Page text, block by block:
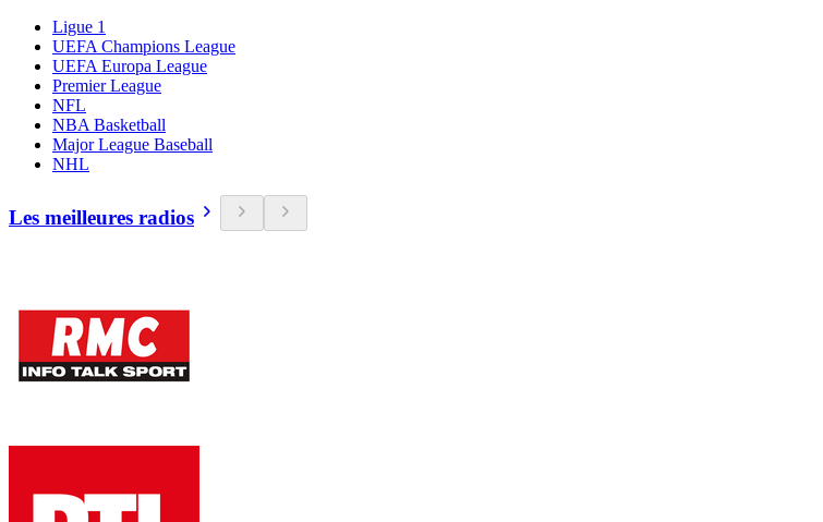
Ligue 1
UEFA Champions League
UEFA Europa League
Premier League
NFL
NBA Basketball
Major League Baseball
NHL
Les meilleures radios